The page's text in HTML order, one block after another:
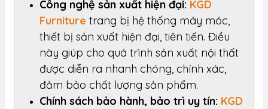
Công nghệ sản xuất hiện đại: KGD
Furniture trang bị hệ thống máy móc,
thiết bị sản xuất hiện đại, tiên tiến. Điều
này giúp cho quá trình sản xuất nội thất
được diễn ra nhanh chóng, chính xác,
đảm bảo chất lượng sản phẩm.
Chính sách bảo hành, bảo trì uy tín: KGD